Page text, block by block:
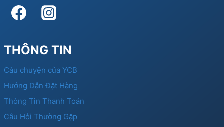
THÔNG TIN
Câu chuyện của YCB
Hướng Dẫn Đặt Hàng
Thông Tin Thanh Toán
Câu Hỏi Thường Gặp